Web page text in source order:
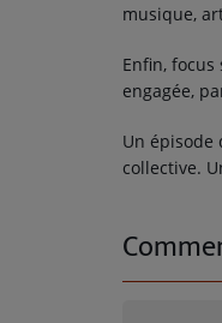
DÉDICACES
musique,
Enfin,
engagée,
Un épisode
collective.